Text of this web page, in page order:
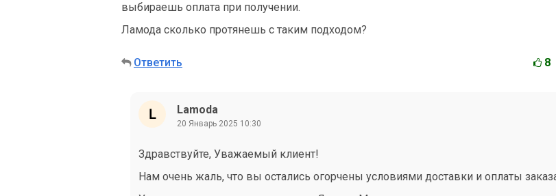
выбираешь оплата при получении.
Ламода сколько протянешь с таким подходом?
Ответить 8
Lamoda
20 Январь 2025 10:30
Здравствуйте, Уважаемый клиент!
Нам очень жаль, что вы остались огорчены условиями доставки и оплаты